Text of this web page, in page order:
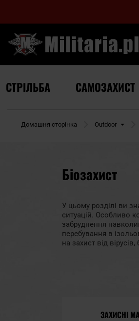
СТРІЛЬБА САМОЗАХИСТ
Домашня сторінка Outdoor
Біозахист
У цьому розділі ви
ситуацій. Особливо
забруднення
перебування в
на захист від
ЗАХИСНІ